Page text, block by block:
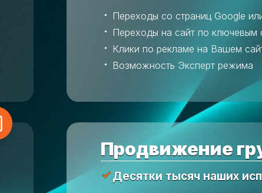
Переходы со страниц Google
Переходы на сайт по ключевым
Клики по рекламе на Вашем
Возможность Эксперт режима
Продвижение
Десятки тысяч наших